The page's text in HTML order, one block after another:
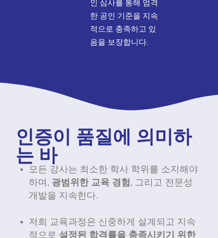
인 심사를 통해 엄격
한 공인 기준을 지속
적으로 충족하고 있
음을 보장합니다.
인증이 품질에 의미하
는 바
모든 강사는 최소한 학사 학위를 소지해야
하며, 광범위한 교육 경험 , 그리고 전문성
개발을 지속한다.
저희 교육과정은 신중하게 설계되고 지속
적으로 설정된 합격률을 충족시키기 위한